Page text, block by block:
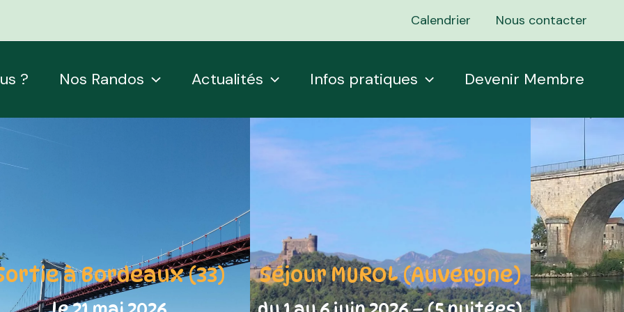
Calendrier Nous contacter
? Nos Randos Actualités Infos pratiques Devenir Membre
à Bordeaux (33) Séjour MUROL (Auvergne)